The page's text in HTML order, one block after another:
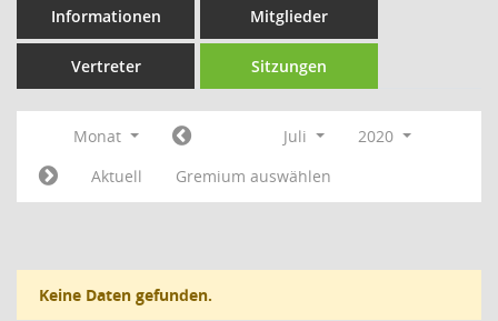
Informationen Mitglieder
Vertreter Sitzungen
Monat Juli
2020
Aktuell
Gremium auswählen
Keine Daten gefunden.